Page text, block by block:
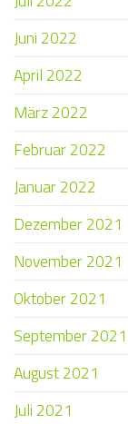
Juni 2022
April 2022
März 2022
Februar 2022
Januar 2022
Dezember 2021
November 2021
Oktober 2021
September 2021
August 2021
Juli 2021